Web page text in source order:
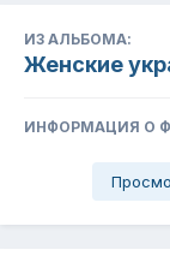
ИЗ АЛЬБОМА:
Женские
ИНФОРМАЦИЯ О